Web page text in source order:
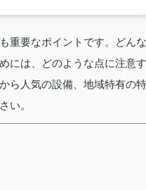
重要なポイントです。どんな
には、どのような点に注意す
ら人気の設備、地域特有の特
い。